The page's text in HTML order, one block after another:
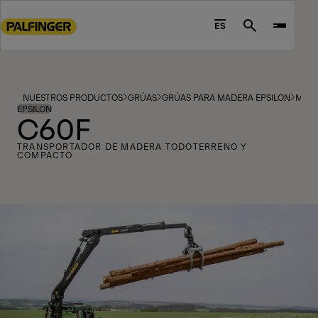
to
footer
content
ES Search
NUESTROS PRODUCTOS GRÚAS GRÚAS PARA MADERA EPSILON
EPSILON
C60F
TRANSPORTADOR DE MADERA TODOTERRENO Y
COMPACTO